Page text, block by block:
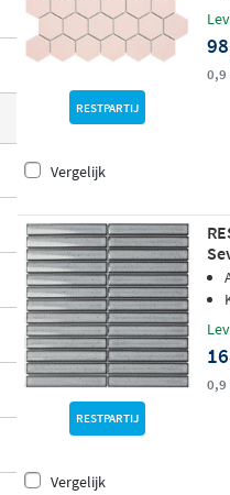
RESTPARTIJ
0,9
Vergelijk
RESTPARTIJ
0,9
Vergelijk